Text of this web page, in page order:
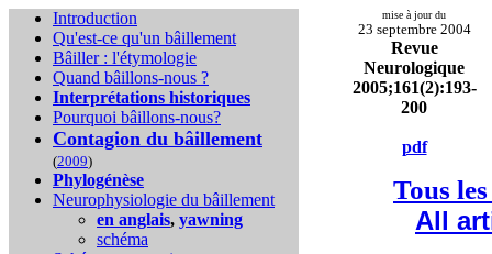
Introduction
Qu'est-ce qu'un bâillement
Bâiller : l'étymologie
Quand bâillons-nous ?
Interprétations historiques
Pourquoi bâillons-nous?
Contagion du bâillement
(2009)
Phylogénèse
Neurophysiologie du bâillement
en anglais, yawning
schéma
mise à jour du
23 septembre 2004
Revue
Neurologique
2005;161(2):193-
200
pdf
Tous
All